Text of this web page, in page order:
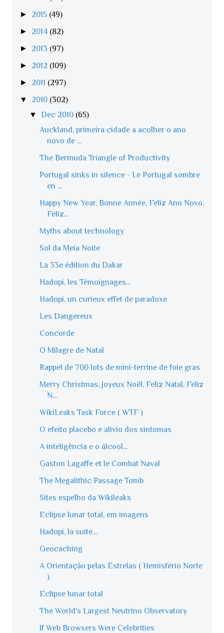
► 2015 (49)
► 2014 (82)
► 2013 (97)
► 2012 (109)
► 2011 (297)
▼ 2010 (302)
▼Dec 2010 (65)
Auckland, primeira cidade a acolher o ano
novo de ...
The Bermuda Triangle of Productivity
Portugal sinks in silence - Le Portugal sombre
en ...
Happy New Year, Bonne Année, Feliz Ano Novo,
Feliz...
Myths about technology
Sol da Meia Noite
La 33e édition du Dakar
Hadopi, les Témoignages...
Hadopi, un curieux effet de paradoxe
Les Dangereux
Concorde
O Milagre de Natal
Rappel de 700 lots de mini-terrine de foie gras
Merry Christmas, Joyeux Noël, Feliz Natal, Feliz
N...
WikiLeaks Task Force ( WTF )
O efeito placebo e alívio dos sintomas
A inteligência e o álcool...
Gaston Lagaffe et le Combat Naval
The Megalithic Passage Tomb
Sites espelho da Wikileaks
Eclipse lunar total, em imagens
Hadopi, la suite...
Geocaching
A Orientação pelas Estrelas ( Hemisfério Norte
)
Eclipse lunar total
The World's Largest Neutrino Observatory
If Web Browsers Were Celebrities